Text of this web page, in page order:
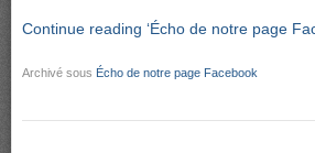
Continue reading ‘Écho de notre page
Archivé sous Écho de notre page Facebook